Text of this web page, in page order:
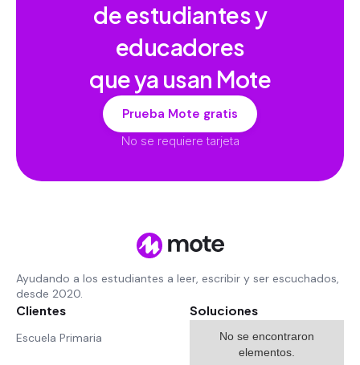
de estudiantes y
educadores
que ya usan Mote
Prueba Mote gratis
No se requiere tarjeta
Ayudando a los estudiantes a leer, escribir y ser escuchados,
desde 2020.
Clientes
Escuela Primaria
Soluciones
No se encontraron
elementos.